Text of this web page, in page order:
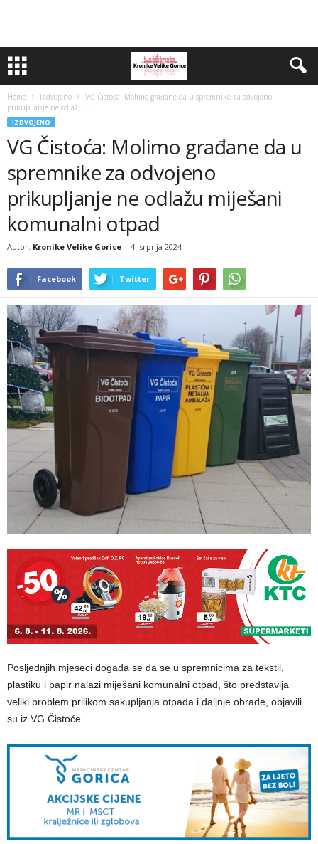
Home Izdvojeno
VG Čistoća: Molimo građane da u spremnike za odvojeno
prikupljanje ne odlažu...
IZDVOJENO
VG Čistoća: Molimo građane da u
spremnike za odvojeno
prikupljanje ne odlažu miješani
komunalni otpad
Autor: Kronike Velike Gorice - 4. srpnja 2024
Facebook Twitter
Posljednjih mjeseci događa se da se u spremnicima za tekstil,
plastiku i papir nalazi miješani komunalni otpad, što predstavlja
veliki problem prilikom sakupljanja otpada i daljnje obrade, objavili
su iz VG Čistoće.